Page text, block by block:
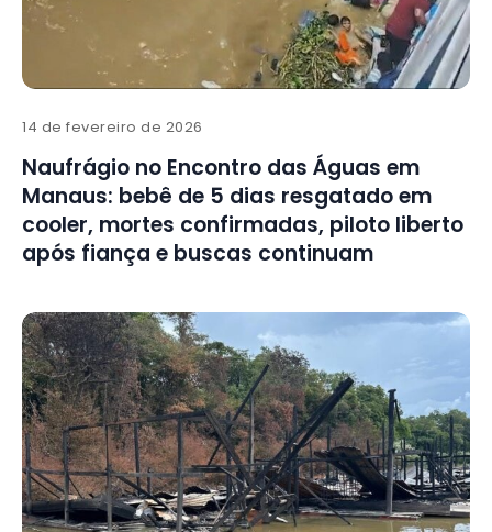
14 de fevereiro de 2026
Naufrágio no Encontro das Águas em
Manaus: bebê de 5 dias resgatado em
cooler, mortes confirmadas, piloto liberto
após fiança e buscas continuam